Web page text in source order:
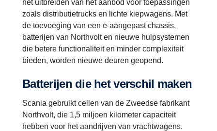
het uitbreiden van het aanbod voor toepassingen
zoals distributietrucks en lichte kiepwagens. Met
de toevoeging van een e-aangepast chassis,
batterijen van Northvolt en nieuwe hulpsystemen
die betere functionaliteit en minder complexiteit
bieden, worden nieuwe deuren geopend.
Batterijen die het verschil maken
Scania gebruikt cellen van de Zweedse fabrikant
Northvolt, die 1,5 miljoen kilometer capaciteit
hebben voor het aandrijven van vrachtwagens.